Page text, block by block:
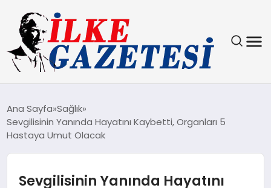
TEKNOLOJI
Ana Sayfa Sağlık
Sevgilisinin Yanında Hayatını Kaybetti, Organları 5
Hastaya Umut Olacak
Sevgilisinin Yanında Hayatını